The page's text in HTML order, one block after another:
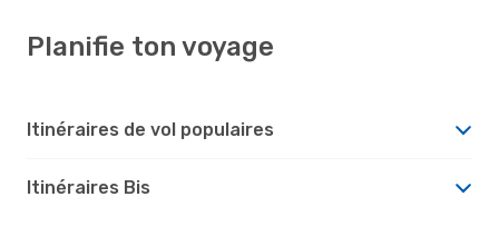
Planifie ton voyage
Itinéraires de vol populaires
Itinéraires Bis